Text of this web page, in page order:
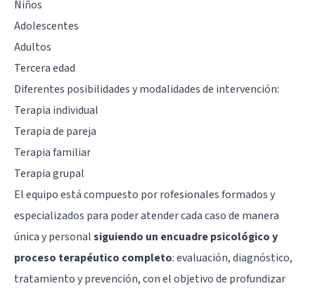
Niños
Adolescentes
Adultos
Tercera edad
Diferentes posibilidades y modalidades de intervención:
Terapia individual
Terapia de pareja
Terapia familiar
Terapia grupal
El equipo está compuesto por rofesionales formados y
especializados para poder atender cada caso de manera
única y personalsiguiendo un encuadre psicológico y
proceso terapéutico completo: evaluación, diagnóstico,
tratamiento y prevención, con el objetivo de profundizar